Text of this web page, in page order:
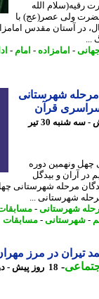
الله
ولی عصر(عج) با
مقدس امامزاده
-امامزاده- امام -اداره
شهرستانی
قرآن
17 روز پیش - سه شنبه 30 تیر
دوره
و بیدگل
مرحله شهرستانی چهل
شهرستانی ...
شهرستانی-مسابقات
-مسابقات
در مرز
-18 روز پیش - دوشنبه 29 تیر 1405، 21:05